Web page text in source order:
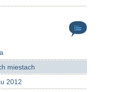
miestach
2012